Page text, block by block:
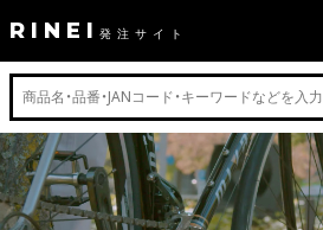
RINEI 発注サイト